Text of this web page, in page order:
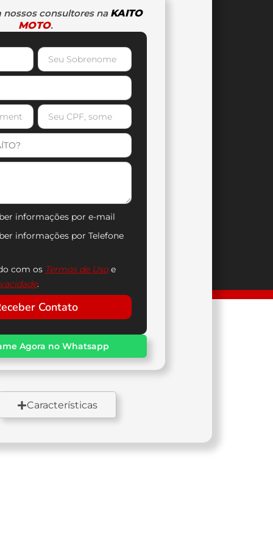
nossos consultores na KAITO
MOTO.
informações por e-mail
informações por Telefone
com os Termos de Usoe
.
Contato
Agora no Whatsapp
Características
Freios
mm